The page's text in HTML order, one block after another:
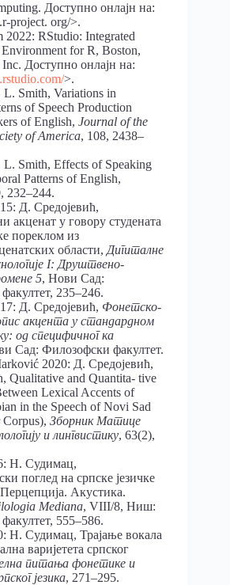
Доступно онлајн на:
project. org/>.
2022: RStudio: Integrated
for R, Boston,
Доступно онлајн на:
>.
L. Smith, Variations in
of Speech Production
of English, Journal of the
of America, 108, 2438–
L. Smith, Effects of Speaking
Patterns of English,
232–244.
Д. Средојевић,
акценат у говору студената
пореклом из
области, Дигиталне
I: Друштвено-
5, Нови Сад:
235–246.
Д. Средојевић, Фонетско-
акцента у стандардном
од специфичног ка
Сад: Филозофски факултет.
2020: Д. Средојевић,
and Quantita- tive
Lexical Accents of
in the Speech of Novi Sad
Зборник Матице
и лингвистику, 63(2),
Н. Судимац,
поглед на српске језичке
Перцепција. Акустика.
Mediana, VIII/8, Ниш:
555–586.
Н. Судимац, Трајање вокала
варијетета српског
питања фонетике и
језика, 271–295.